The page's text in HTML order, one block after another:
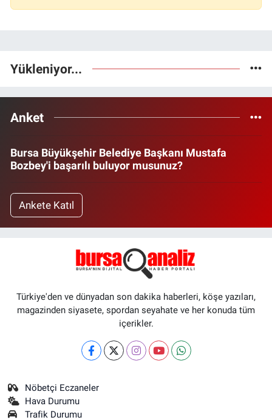
Yükleniyor...
Anket
Bursa Büyükşehir Belediye Başkanı Mustafa
Bozbey'i başarılı buluyor musunuz?
Ankete Katıl
Türkiye'den ve dünyadan son dakika haberleri, köşe yazıları,
magazinden siyasete, spordan seyahate ve her konuda tüm
içerikler.
Nöbetçi Eczaneler
Hava Durumu
Trafik Durumu